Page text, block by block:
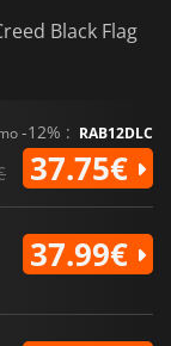
Black Flag
-12% : RAB12DLC
37.75€
37.99€